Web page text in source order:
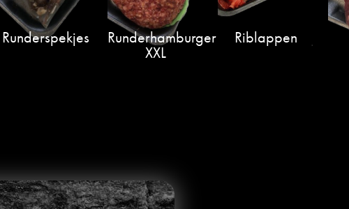
Runderspekjes Runderhamburger
XXL
Riblappen